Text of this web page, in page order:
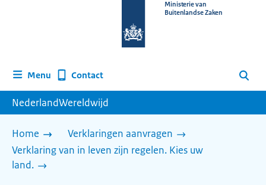
homepage
Ministerie van
Buitenlandse Zaken
Menu Contact Zoeken
NederlandWereldwijd
Home
Verklaringen aanvragen
Verklaring van in leven zijn regelen. Kies uw
land.